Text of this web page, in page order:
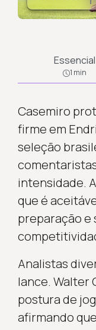
Essencial
1 min
Casemiro
firme em
seleção
intensidade.
que é
preparação e
Analistas
lance. Walter
postura de
afirmando